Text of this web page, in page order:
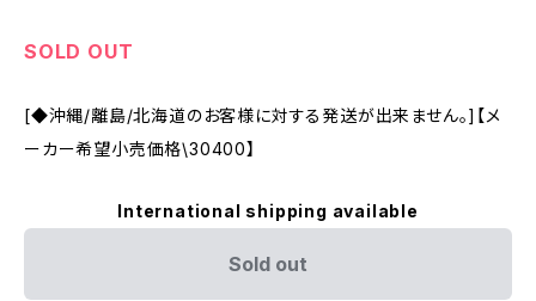
SOLD OUT
[◆沖縄/離島/北海道のお客様に対する発送が出来ません。]【メ
ーカー希望小売価格\30400】
International shipping available
Sold out